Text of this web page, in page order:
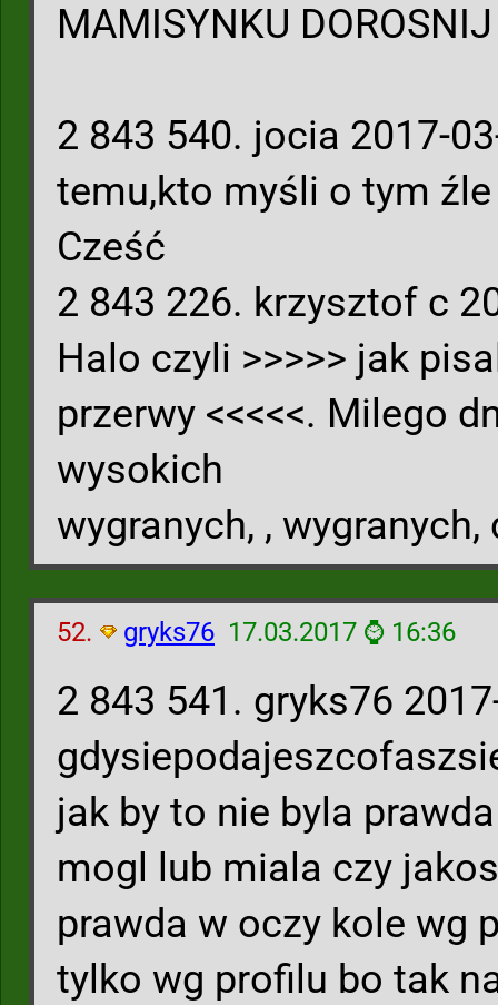
MAMISYNKU DOROSNIJ
2 843 540. jocia 2017-
temu,kto myśli o tym źle
Cześć
2 843 226. krzysztof c
Halo czyli >>>>> jak
przerwy <<<<<. Milego
wysokich
wygranych, ,
52. gryks76 17.03.2017 ⌚ 16:36
2 843 541. gryks76
jak by to nie byla
mogl lub miala czy
prawda w oczy kole wg
tylko wg profilu bo tak